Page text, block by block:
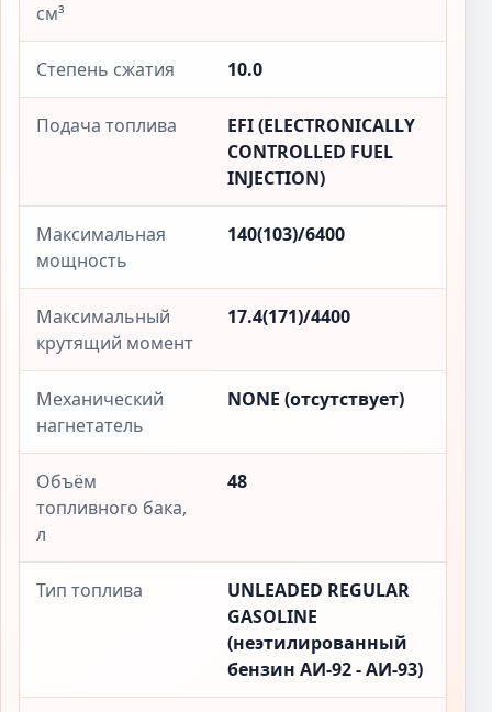
см³
Степень сжатия 10.0
Подача топлива
EFI (ELECTRONICALLY
CONTROLLED FUEL
INJECTION)
Максимальная
мощность
140(103)/6400
Максимальный
крутящий момент
17.4(171)/4400
Механический
нагнетатель
NONE (отсутствует)
Объём
топливного бака,
л
48
Тип топлива
UNLEADED REGULAR
GASOLINE
(неэтилированный
бензин АИ-92 - АИ-93)